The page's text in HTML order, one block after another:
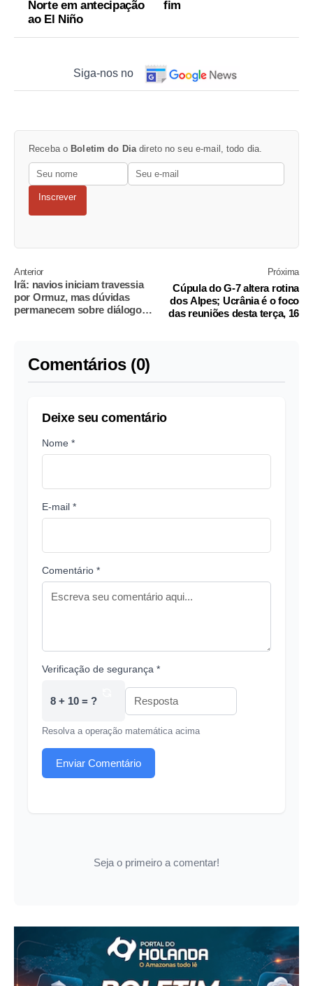
Norte em antecipação
ao El Niño
fim
Siga-nos no
Receba o Boletim do Diadireto no seu e-mail, todo dia.
Inscrever
Anterior
Irã: navios iniciam travessia
por Ormuz, mas dúvidas
permanecem sobre diálogo
Próxima
Cúpula do G-7 altera rotina
dos Alpes; Ucrânia é o foco
das reuniões desta terça, 16
Comentários (0)
Deixe seu comentário
Nome *
E-mail *
Comentário *
Verificação de segurança *
8 + 10 = ?
Resolva a operação matemática acima
Enviar Comentário
Seja o primeiro a comentar!